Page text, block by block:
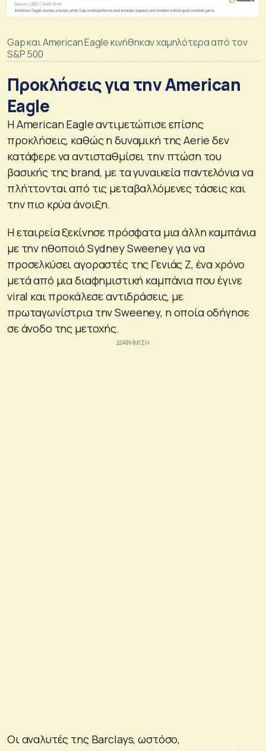
Gap και American Eagle κινήθηκαν χαμηλότερα από τον
S&P 500
Προκλήσεις για την American
Eagle
Η American Eagle αντιμετώπισε επίσης
προκλήσεις, καθώς η δυναμική της Aerie δεν
κατάφερε να αντισταθμίσει την πτώση του
βασικής της brand, με τα γυναικεία παντελόνια να
πλήττονται από τις μεταβαλλόμενες τάσεις και
την πιο κρύα άνοιξη.
Η εταιρεία ξεκίνησε πρόσφατα μια άλλη καμπάνια
με την ηθοποιό Sydney Sweeney για να
προσελκύσει αγοραστές της Γενιάς Ζ, ένα χρόνο
μετά από μια διαφημιστική καμπάνια που έγινε
viral και προκάλεσε αντιδράσεις, με
πρωταγωνίστρια την Sweeney, η οποία οδήγησε
σε άνοδο της μετοχής.
Οι αναλυτές της Barclays, ωστόσο,